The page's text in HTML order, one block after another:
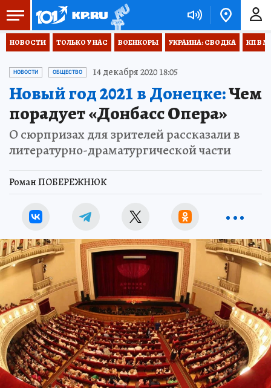
НОВОСТИ ТОЛЬКО У НАС ВОЕНКОРЫ УКРАИНА: СВОДКА КП В
НОВОСТИ ОБЩЕСТВО 14 декабря 2020 18:05
Новый год 2021 в Донецке:Чем
порадует «Донбасс Опера»
О сюрпризах для зрителей рассказали в
литературно-драматургической части
Роман ПОБЕРЕЖНЮК